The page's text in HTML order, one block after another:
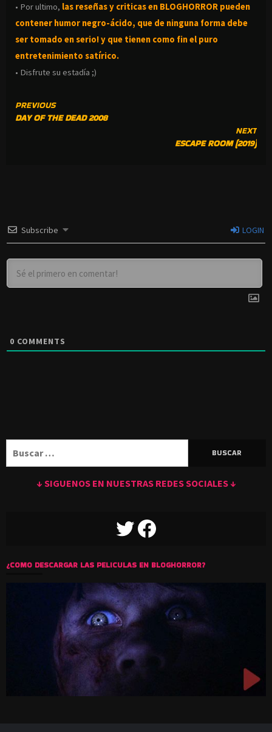
• Por ultimo, las reseñas y criticas en BLOGHORROR pueden
contener humor negro-ácido, que de ninguna forma debe
ser tomado en serio! y que tienen como fin el puro
entretenimiento satírico.
• Disfrute su estadía ;)
CONTINUE
READING
PREVIOUS
DAY OF THE DEAD 2008
NEXT
ESCAPE ROOM (2019)
Subscribe LOGIN
0 COMMENTS
↓ SIGUENOS EN NUESTRAS REDES SOCIALES ↓
TWITTERFACEBOOK
¿COMO DESCARGAR LAS PELICULAS EN BLOGHORROR?